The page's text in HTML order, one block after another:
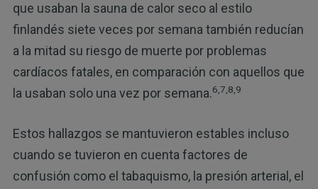
que usaban la sauna de calor seco al estilo
finlandés siete veces por semana también reducían
a la mitad su riesgo de muerte por problemas
cardíacos fatales, en comparación con aquellos que
la usaban solo una vez por semana.6,7,8,9
Estos hallazgos se mantuvieron estables incluso
cuando se tuvieron en cuenta factores de
confusión como el tabaquismo, la presión arterial, el